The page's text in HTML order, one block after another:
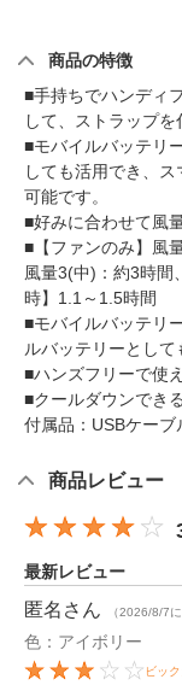
商品の特徴
■手持ちでハンディ
して、ストラップを
■モバイルバッテリ
しても活用でき、
可能です。
■好みに合わせて風
■【ファンのみ】風
風量3(中)：約3時間
時】1.1～1.5時間
■モバイルバッテリ
ルバッテリーとして
■ハンズフリーで使
■クールダウンでき
付属品：USBケー
商品レビュー
最新レビュー
匿名 さん （2026/8/7
色：アイボリー
ビッ